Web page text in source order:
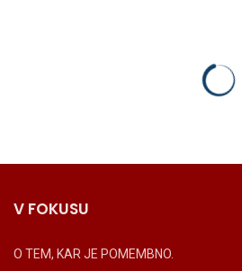
V FOKUSU
O TEM, KAR JE POMEMBNO.